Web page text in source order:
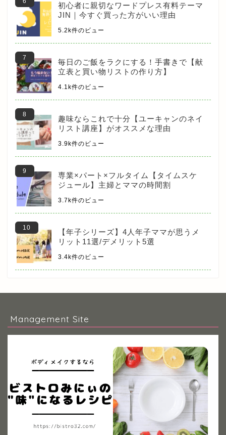
初心者に親切なワードプレス有料テーマ
JIN｜今すぐ買った方がいい理由
5.2k件のビュー
毎日のご飯をラクにする！手書きで【献
立表と買い物リストの作り方】
4.1k件のビュー
趣味ならこれで十分【ユーキャンのネイ
リスト講座】がオススメな理由
3.9k件のビュー
専業×パート×フルタイム【タイムスケ
ジュール】主婦とママの時間割
3.7k件のビュー
【年子シリーズ】4人年子ママが思うメ
リット11選/デメリット5選
3.4k件のビュー
Management Site